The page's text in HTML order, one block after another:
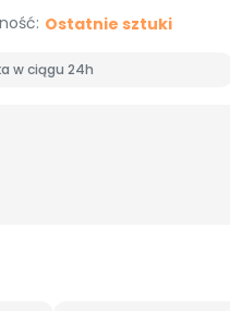
Ostatnie sztuki
w ciągu 24h